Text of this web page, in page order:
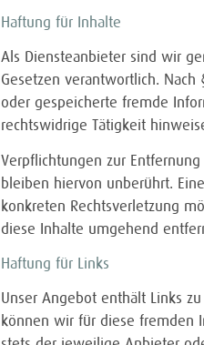
Haftung für Inhalte
Als Diensteanbieter sind wir
Gesetzen verantwortlich.
oder gespeicherte fremde
rechtswidrige Tätigkeit
Verpflichtungen zur
bleiben hiervon unberührt.
konkreten Rechtsverletzung
diese Inhalte umgehend
Haftung für Links
Unser Angebot enthält Links
können wir für diese fremden